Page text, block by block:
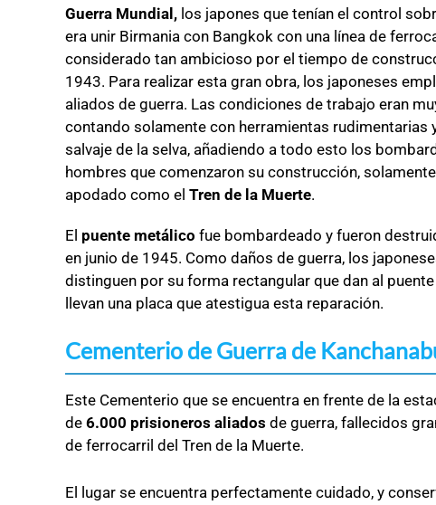
Guerra Mundial, los japones que tenían el control
era unir Birmania con Bangkok con una línea de
considerado tan ambicioso por el tiempo de
1943. Para realizar esta gran obra, los japoneses
aliados de guerra. Las condiciones de trabajo eran
contando solamente con herramientas rudimentarias
salvaje de la selva, añadiendo a todo esto los
hombres que comenzaron su construcción,
apodado como el Tren de la Muerte.
El puente metálico fue bombardeado y fueron
en junio de 1945. Como daños de guerra, los
distinguen por su forma rectangular que dan al
llevan una placa que atestigua esta reparación.
Cementerio de Guerra de
Este Cementerio que se encuentra en frente de la
de 6.000 prisioneros aliados de guerra, fallecidos
de ferrocarril del Tren de la Muerte.
El lugar se encuentra perfectamente cuidado, y